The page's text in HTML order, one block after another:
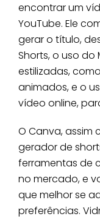
encontrar um
YouTube. Ele
gerar o título,
Shorts, o uso
estilizadas,
animados, e o
vídeo online,
O Canva, assim
gerador de
ferramentas de
no mercado, e
que melhor se
preferências.